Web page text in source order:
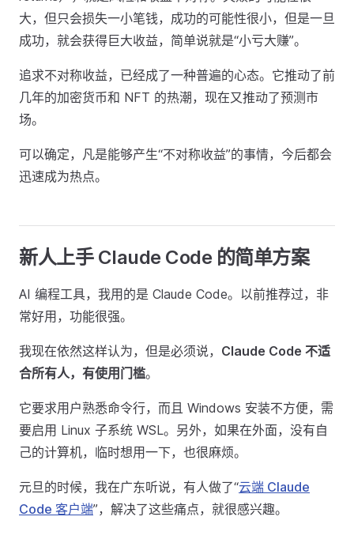
大，但只会损失一小笔钱，成功的可能性很小，但是一旦
成功，就会获得巨大收益，简单说就是“小亏大赚”。
追求不对称收益，已经成了一种普遍的心态。它推动了前
几年的加密货币和 NFT 的热潮，现在又推动了预测市
场。
可以确定，凡是能够产生“不对称收益”的事情，今后都会
迅速成为热点。
新人上手 Claude Code 的简单方案
AI 编程工具，我用的是 Claude Code。以前推荐过，非
常好用，功能很强。
我现在依然这样认为，但是必须说， Claude Code 不适
合所有人，有使用门槛。
它要求用户熟悉命令行，而且 Windows 安装不方便，需
要启用 Linux 子系统 WSL。另外，如果在外面，没有自
己的计算机，临时想用一下，也很麻烦。
元旦的时候，我在广东听说，有人做了“云端 Claude
Code 客户端”，解决了这些痛点，就很感兴趣。